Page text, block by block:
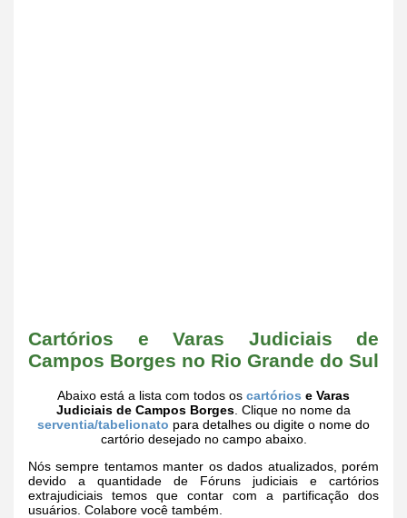
Cartórios e Varas Judiciais de
Campos Borges no Rio Grande do Sul
Abaixo está a lista com todos os cartórios e Varas
Judiciais de Campos Borges . Clique no nome da
serventia/tabelionato para detalhes ou digite o nome do
cartório desejado no campo abaixo.
Nós sempre tentamos manter os dados atualizados, porém
devido a quantidade de Fóruns judiciais e cartórios
extrajudiciais temos que contar com a partificação dos
usuários. Colabore você também.